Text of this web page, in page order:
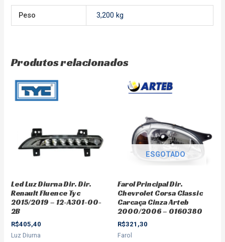
Peso 3,200 kg
Produtos relacionados
Led Luz Diurna Dir. Dir.
Renault Fluence Tyc
2015/2019 – 12-A301-00-
2B
R$405,40
Luz Diurna
ESGOTADO
Farol Principal Dir.
Chevrolet Corsa Classic
Carcaça Cinza Arteb
2000/2006 – 0160380
R$321,30
Farol